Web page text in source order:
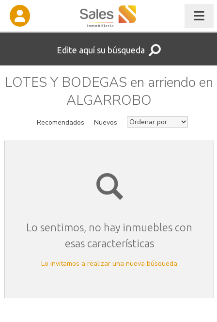
Edite aquí su búsqueda
LOTES Y BODEGAS en arriendo en
ALGARROBO
Recomendados Nuevos
Lo sentimos, no hay inmuebles con
esas características
Lo invitamos a realizar una nueva búsqueda